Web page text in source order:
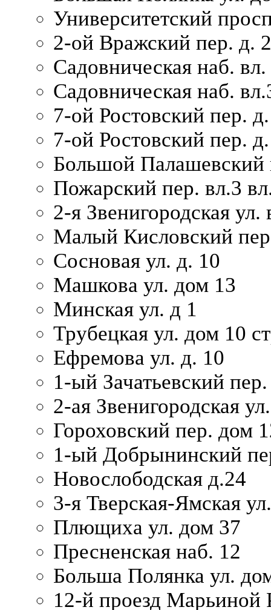
Университетский
2-ой Вражский пер. д. 2
Садовническая наб.
Садовническая наб.
7-ой Ростовский пер.
7-ой Ростовский пер.
Большой Палашевский
Пожарский пер. вл.3
2-я Звенигородская ул.
Малый Кисловский
Сосновая ул. д. 10
Машкова ул. дом 13
Минская ул. д 1
Трубецкая ул. дом 10
Ефремова ул. д. 10
1-ый Зачатьевский
2-ая Звенигородская
Гороховский пер. дом
1-ый Добрынинский
Новослободская д.24
3-я Тверская-Ямская
Плющиха ул. дом 37
Пресненская наб. 12
Больша Полянка ул.
12-й проезд Марьиной